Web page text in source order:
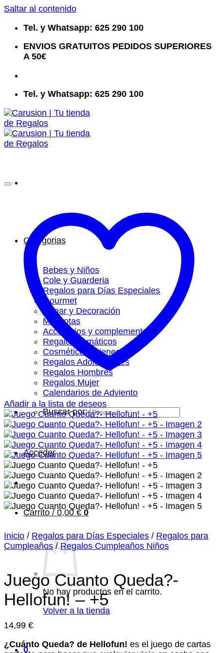
Saltar al contenido
Tel. y Whatsapp: 625 290 100
ENVIOS GRATUITOS PEDIDOS SUPERIORES
A 50€
Tel. y Whatsapp: 625 290 100
Categorias
Bebes y Niños
Cole y Guarderia
Regalos para Días Especiales
Gourmet
Hogar y Decoración
Mascotas
Accesorios y complementos
Regalos Temáticos
Cosmética y Bienestar
Regalos Adolescentes
Regalos Hombres
Regalos Mujer
Calendarios de Adviento
Buscar por:
Acceder
Carrito /0,00 € 0
No hay productos en el carrito.
Volver a la tienda
0
Añadir a la lista de deseos
Inicio / Regalos para Días Especiales / Regalos para
Cumpleaños / Regalos Cumpleaños Niños
Juego Cuanto Queda?-
Hellofun! – +5
14,99 €
¿Cuánto Queda? de Hellofun! es el juego de cartas